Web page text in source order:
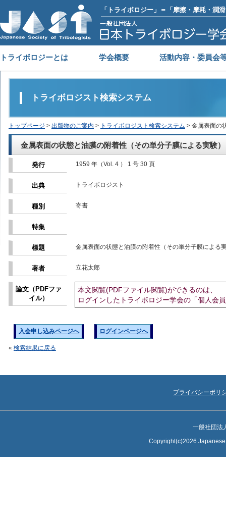
「トライボロジー」＝「摩擦・摩耗・潤
トライボロジーとは 学会概要 活動内容・委員会
トライボロジスト検索システム
トップページ > 出版物のご案内 > トライボロジスト検索システム > 金属表面の
金属表面の状態と油膜の附着性（その単分子膜による実験）
発行 1959 年（Vol. 4 ） 1 号 30 頁
出典 トライボロジスト
種別 寄書
特集
標題 金属表面の状態と油膜の附着性（その単分子膜による
著者 立花太郎
論文（PDFファ
イル）
本文閲覧(PDFファイル閲覧)ができるのは、
ログインしたトライボロジー学会の「個人会
入会申し込みページへ ログインページへ
« 検索結果に戻る
プライバシーポリ
一般社団法
Copyright(c)2026